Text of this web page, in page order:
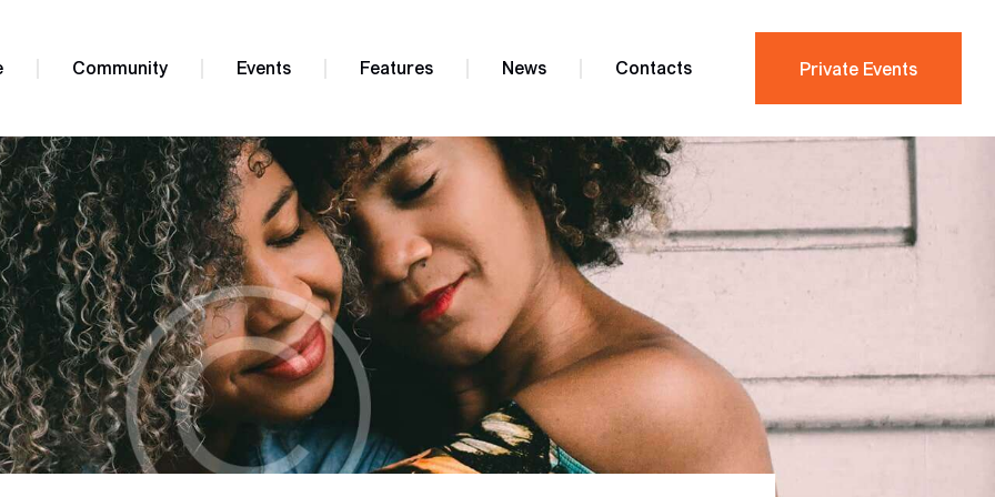
Community Events Features News Contacts Private Events